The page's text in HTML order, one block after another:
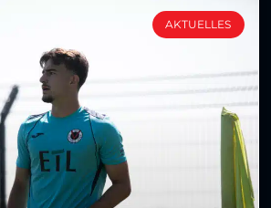
AKTUELLES